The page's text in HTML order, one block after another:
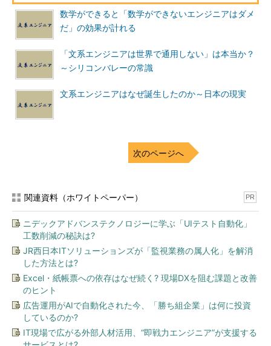
シバタ BASEは社員数が100人を超えたとお聞きました。順調に
えふしんありがとうございます。でも、それに伴って問題も幾
40人くらいいて、月に1～2人くらいのペースで増え続けている
ので、いよいよミドルマネジメントが不足してきたんですね。
て、「目先の開発計画と、会社のビジョンに基づいて設定した
KPIとの整合性をどう取っていくか」が難しくなっていて。
改善をやるべきだ」「こんな新機能を開発したい」となりがちで
すが、本来は「その施策はどのKPIに影響するのか？」という視
点も必要で。
その際、数字で事業へのインパクトを試算しなければならない
シチュエーションも出てきます。ただ、僕を含め、エンジニアに
は数字で語る怖さがあるわけです。
シバタ分かります。「適当なことは言いたくない」ということ
ですよね。
数学ができると「数学ができないエンジニアはダメ
だ」の効果が計れる
「文系エンジニアは世界で通用しない」は本当か？
～シリコンバレーの常識
文系エンジニアはなぜ誕生したのか～日本の現実
次のページへ
関連資料（ホワイトペーパー） PR
ニデックアドバンステクノロジーに学ぶ「UIテスト自動化」
工数削減の秘訣は?
JR西日本ITソリューションズが「監視業務の属人化」を解消
した方法とは?
Excel・紙帳票への依存はなぜ続く? 現場DXを阻む課題と改善
のヒント
広告運用がAIで自動化された今、「勝ち組企業」は何に投資
しているのか?
IT現場で広がる外部人材活用、“即戦力エンジニア”が支援する